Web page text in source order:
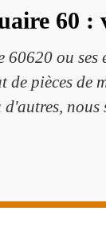
60 :
60620 ou
de pièces de
nous